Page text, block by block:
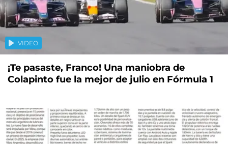
VIDEO
¡Te pasaste, Franco! Una maniobra de
Colapinto fue la mejor de julio en Fórmula 1